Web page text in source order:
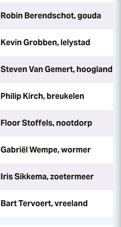
Robin Berendschot, gouda
Kevin Grobben, lelystad
Steven Van Gemert, hoogland
Philip Kirch, breukelen
Floor Stoffels, nootdorp
Gabriël Wempe, wormer
Iris Sikkema, zoetermeer
Bart Tervoert, vreeland